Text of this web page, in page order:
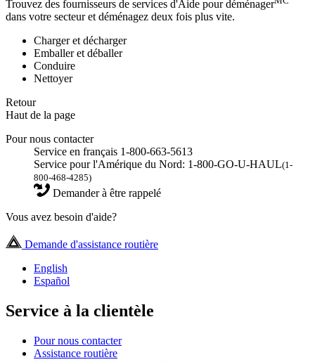
Trouvez des fournisseurs de services d'Aide pour déménager
dans votre secteur et déménagez deux fois plus vite.
Charger et décharger
Emballer et déballer
Conduire
Nettoyer
Retour
Haut de la page
Pour nous contacter
Service en français 1-800-663-5613
Service pour l'Amérique du Nord: 1-800-GO-U-HAUL(1-
800-468-4285)
Demander à être rappelé
Vous avez besoin d'aide?
Demande d'assistance routière
English
Español
Service à la clientèle
Pour nous contacter
Assistance routière